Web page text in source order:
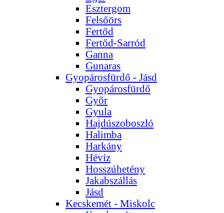
Esztergom
Felsőörs
Fertőd
Fertőd-Sarród
Ganna
Gunaras
Gyopárosfürdő - Jásd
Gyopárosfürdő
Győr
Gyula
Hajdúszoboszló
Halimba
Harkány
Hévíz
Hosszúhetény
Jakabszállás
Jásd
Kecskemét - Miskolc